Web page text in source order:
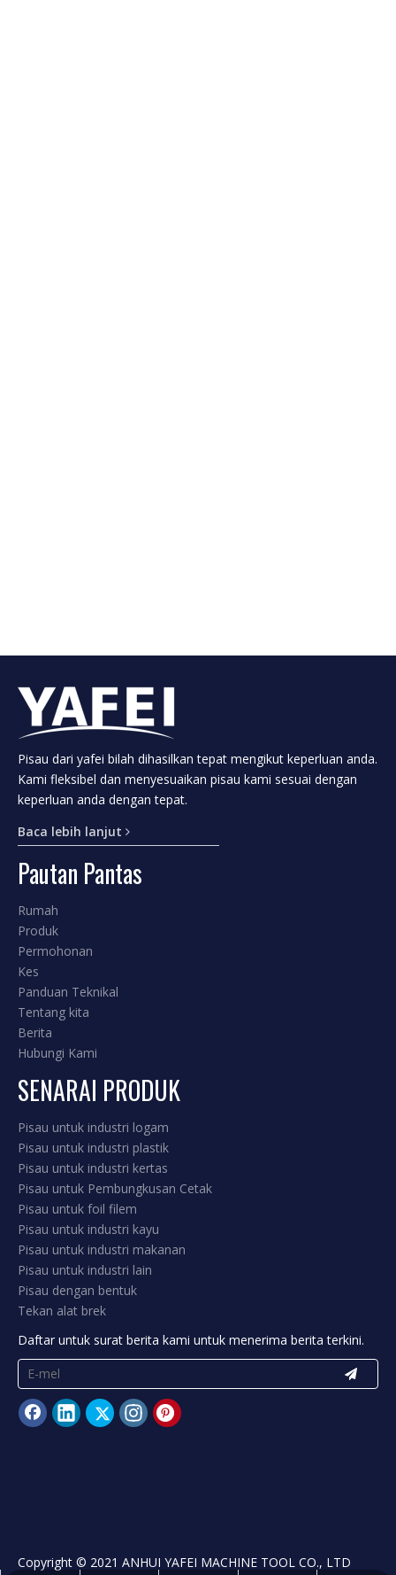
Pelbagai produk kami untuk industri getah termasuk.
Termasuk tetapi tidak terhad: bilah ricih tali keluli,
pisau pemotong lembaran kasar, memotong pisau,
menghancurkan, pisau slitter yang disalut, pisau lurus,
pin pukulan trimmer.